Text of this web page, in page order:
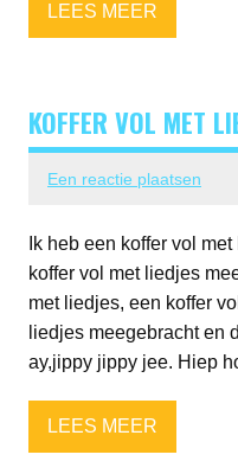
LEES MEER
KOFFER VOL MET
Een reactie plaatsen
Ik heb een koffer vol
koffer vol met liedjes
met liedjes, een koffer
liedjes meegebracht en
ay,jippy jippy jee. Hiep
LEES MEER